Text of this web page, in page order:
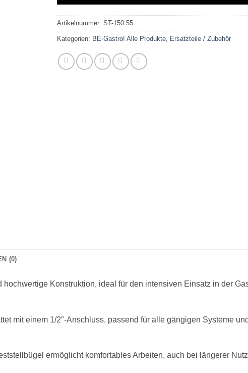
Artikelnummer: ST-150.55
Kategorien: BE-Gastro! Alle Produkte, Ersatzteile / Zubehör
(0)
Konstruktion, ideal für den intensiven Einsatz in der
mit einem 1/2″-Anschluss, passend für alle gängigen Systeme
ermöglicht komfortables Arbeiten, auch bei längerer